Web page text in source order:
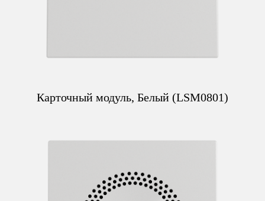
Карточный модуль, Белый (LSM0801)